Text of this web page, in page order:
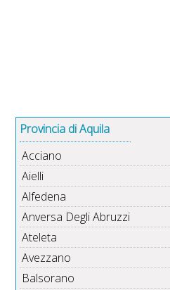
Provincia di Aquila
Acciano
Aielli
Alfedena
Anversa Degli Abruzzi
Ateleta
Avezzano
Balsorano